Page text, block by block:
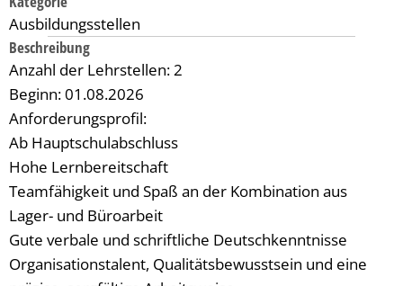
Ausbildungsstellen
Beschreibung
Anzahl der Lehrstellen: 2
Beginn: 01.08.2026
Anforderungsprofil:
Ab Hauptschulabschluss
Hohe Lernbereitschaft
Teamfähigkeit und Spaß an der Kombination aus
Lager- und Büroarbeit
Gute verbale und schriftliche Deutschkenntnisse
Organisationstalent, Qualitätsbewusstsein und eine